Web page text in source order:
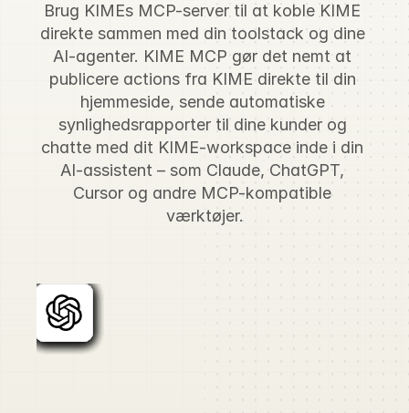
Brug KIMEs MCP-server til at koble KIME
direkte sammen med din toolstack og dine
AI-agenter. KIME MCP gør det nemt at
publicere actions fra KIME direkte til din
hjemmeside, sende automatiske
synlighedsrapporter til dine kunder og
chatte med dit KIME-workspace inde i din
AI-assistent – som Claude, ChatGPT,
Cursor og andre MCP-kompatible
værktøjer.